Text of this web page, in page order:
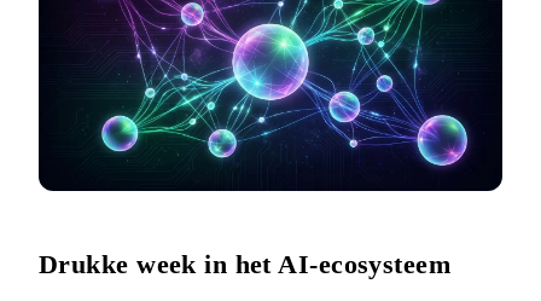
Drukke week in het AI-ecosysteem